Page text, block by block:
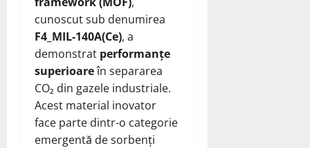
cunoscut sub denumirea
F4_MIL-140A(Ce), a
demonstrat performanțe
superioareîn separarea
CO₂ din gazele industriale.
Acest material inovator
face parte dintr-o categorie
emergentă de sorbenți